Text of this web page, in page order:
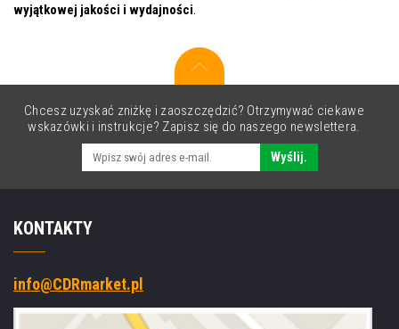
wyjątkowej jakości i wydajności.
Chcesz uzyskać zniżkę i zaoszczędzić? Otrzymywać ciekawe
wskazówki i instrukcje? Zapisz się do naszego newslettera.
Wyślij.
KONTAKTY
info@CDRmarket.pl